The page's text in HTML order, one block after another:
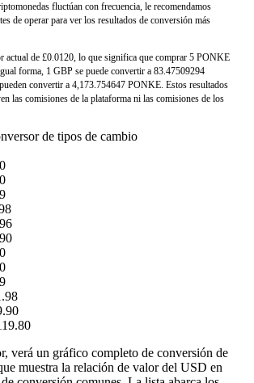
fluctúan con frecuencia, le recomendamos
de operar para ver los resultados de conversión más
actual de £0.0120, lo que significa que comprar 5 PONKE
forma, 1 GBP se puede convertir a 83.47509294
convertir a 4,173.754647 PONKE. Estos resultados
las comisiones de la plataforma ni las comisiones de los
de tipos de cambio
verá un gráfico completo de conversión de
muestra la relación de valor del USD en